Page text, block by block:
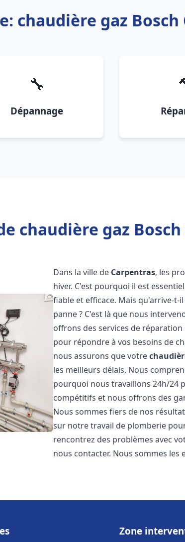
chaudière gaz
🔧
Dépannage
chaudière gaz
Dans la ville de Carpentras, les
hiver. C'est pourquoi il est
fiable et efficace. Mais qu'arrive-t-
panne ? C'est là que nous
offrons des services de
pour répondre à vos besoins de
nous assurons que votre
les meilleurs délais. Nous
pourquoi nous travaillons 24h/24
compétitifs et nous offrons des
Nous sommes fiers de nos
sur notre travail de plomberie
rencontrez des problèmes avec
nous contacter. Nous sommes les
Zone